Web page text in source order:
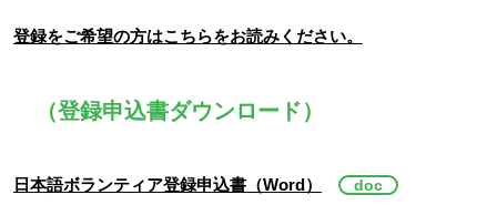
登録をご希望の方はこちらをお読みください。
（登録申込書ダウンロード）
日本語ボランティア登録申込書（Word）